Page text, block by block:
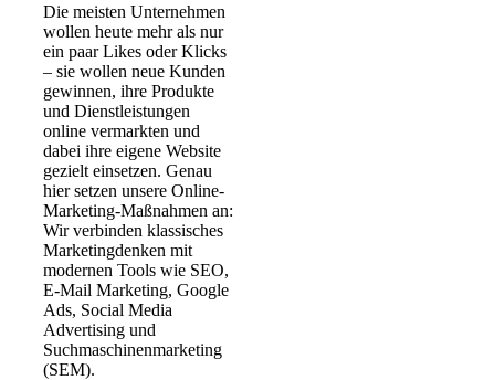
Die meisten Unternehmen
wollen heute mehr als nur
ein paar Likes oder Klicks
– sie wollen neue Kunden
gewinnen, ihre Produkte
und Dienstleistungen
online vermarkten und
dabei ihre eigene Website
gezielt einsetzen. Genau
hier setzen unsere Online-
Marketing-Maßnahmen an:
Wir verbinden klassisches
Marketingdenken mit
modernen Tools wie SEO,
E-Mail Marketing, Google
Ads, Social Media
Advertising und
Suchmaschinenmarketing
(SEM).